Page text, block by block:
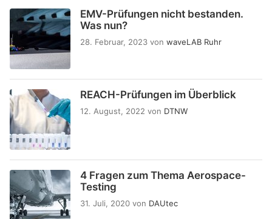
EMV-Prüfungen nicht bestanden.
Was nun?
28. Februar, 2023 von waveLAB Ruhr
REACH-Prüfungen im Überblick
12. August, 2022 von DTNW
4 Fragen zum Thema Aerospace-
Testing
31. Juli, 2020 von DAUtec